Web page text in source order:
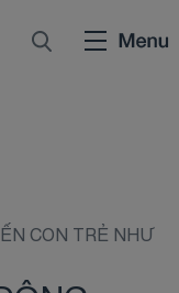
CON TRẺ NHƯ